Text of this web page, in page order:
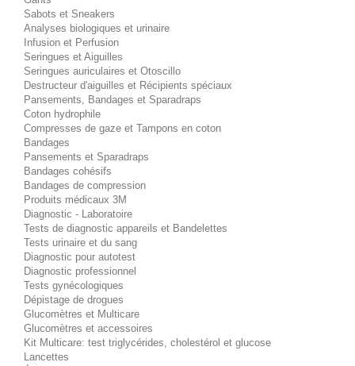
Sabots et Sneakers
Analyses biologiques et urinaire
Infusion et Perfusion
Seringues et Aiguilles
Seringues auriculaires et Otoscillo
Destructeur d'aiguilles et Récipients spéciaux
Pansements, Bandages et Sparadraps
Coton hydrophile
Compresses de gaze et Tampons en coton
Bandages
Pansements et Sparadraps
Bandages cohésifs
Bandages de compression
Produits médicaux 3M
Diagnostic - Laboratoire
Tests de diagnostic appareils et Bandelettes
Tests urinaire et du sang
Diagnostic pour autotest
Diagnostic professionnel
Tests gynécologiques
Dépistage de drogues
Glucomètres et Multicare
Glucomètres et accessoires
Kit Multicare: test triglycérides, cholestérol et glucose
Lancettes